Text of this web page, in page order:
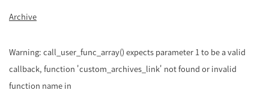
Archive
Warning: call_user_func_array() expects parameter 1 to be a valid
callback, function 'custom_archives_link' not found or invalid
function name in